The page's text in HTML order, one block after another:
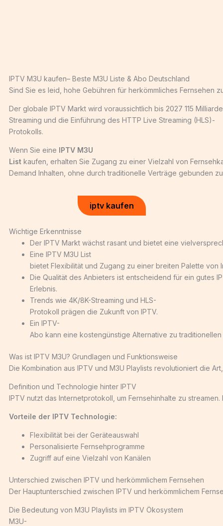
IPTV M3U kaufen– Beste M3U Liste & Abo Deutschland
Sind Sie es leid, hohe Gebühren für herkömmliches Fernsehen
Der globale IPTV Markt wird voraussichtlich bis 2027 115
Streaming und die Einführung des HTTP Live Streaming (HLS)-
Protokolls.
Wenn Sie eine IPTV M3U
Listkaufen, erhalten Sie Zugang zu einer Vielzahl von
Demand Inhalten, ohne durch traditionelle Verträge gebunden
iptv kaufen
Wichtige Erkenntnisse
Der IPTV Markt wächst rasant und bietet eine
Eine IPTV M3U List
bietet Flexibilität und Zugang zu einer breiten Palette von
Die Qualität des Anbieters ist entscheidend für ein gutes
Erlebnis.
Trends wie 4K/8K-Streaming und HLS-
Protokoll prägen die Zukunft von IPTV.
Ein IPTV-
Abo kann eine kostengünstige Alternative zu
Was ist IPTV M3U? Grundlagen und Funktionsweise
Die Kombination aus IPTV und M3U Playlists revolutioniert die
Definition und Technologie hinter IPTV
IPTV nutzt das Internetprotokoll, um Fernsehinhalte zu
Vorteile der IPTV Technologie:
Flexibilität bei der Geräteauswahl
Personalisierte Fernsehprogramme
Zugriff auf eine Vielzahl von Kanälen
Unterschied zwischen IPTV und herkömmlichem Fernsehen
Der Hauptunterschied zwischen IPTV und herkömmlichem
Die Bedeutung von M3U Playlists im IPTV Ökosystem
M3U-